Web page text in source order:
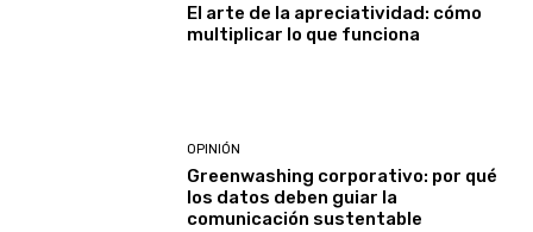
El arte de la apreciatividad: cómo
multiplicar lo que funciona
OPINIÓN
Greenwashing corporativo: por qué
los datos deben guiar la
comunicación sustentable